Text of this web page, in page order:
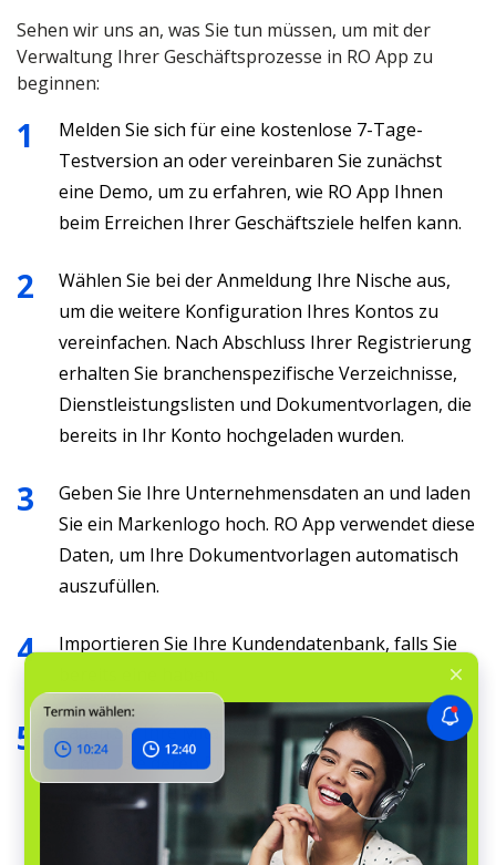
Sehen wir uns an, was Sie tun müssen, um mit der
Verwaltung Ihrer Geschäftsprozesse in RO App zu
beginnen:
Melden Sie sich für eine kostenlose 7-Tage-
Testversion an oder vereinbaren Sie zunächst
eine Demo, um zu erfahren, wie RO App Ihnen
beim Erreichen Ihrer Geschäftsziele helfen kann.
Wählen Sie bei der Anmeldung Ihre Nische aus,
um die weitere Konfiguration Ihres Kontos zu
vereinfachen. Nach Abschluss Ihrer Registrierung
erhalten Sie branchenspezifische Verzeichnisse,
Dienstleistungslisten und Dokumentvorlagen, die
bereits in Ihr Konto hochgeladen wurden.
Geben Sie Ihre Unternehmensdaten an und laden
Sie ein Markenlogo hoch. RO App verwendet diese
Daten, um Ihre Dokumentvorlagen automatisch
auszufüllen.
Importieren Sie Ihre Kundendatenbank, falls Sie
Laden Sie Ihre Mitarbeiter zu RO App ein und
richten Sie deren Profile ein. Bitten Sie sie
anschließend, nach der Registrierung in der
Webversion die RO App-App zu installieren.